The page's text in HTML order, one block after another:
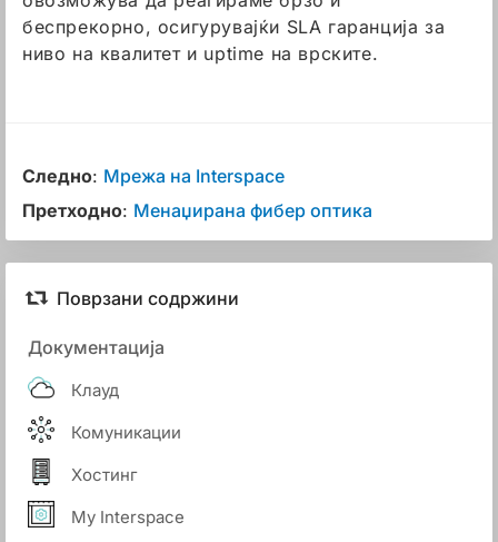
беспрекорно, осигурувајќи SLA гаранција за
ниво на квалитет и uptime на врските.
Следно: Мрежа на Interspace
Претходно: Менаџирана фибер оптика
Поврзани содржини
Документација
Клауд
Комуникации
Хостинг
My Interspace